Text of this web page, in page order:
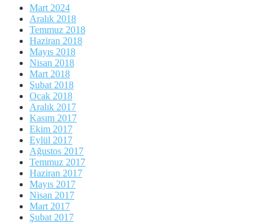
Mart 2024
Aralık 2018
Temmuz 2018
Haziran 2018
Mayıs 2018
Nisan 2018
Mart 2018
Şubat 2018
Ocak 2018
Aralık 2017
Kasım 2017
Ekim 2017
Eylül 2017
Ağustos 2017
Temmuz 2017
Haziran 2017
Mayıs 2017
Nisan 2017
Mart 2017
Şubat 2017